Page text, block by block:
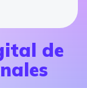
de